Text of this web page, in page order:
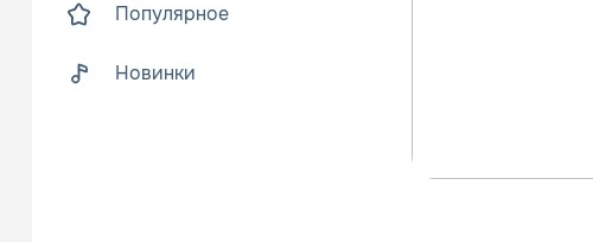
Популярное
Новинки